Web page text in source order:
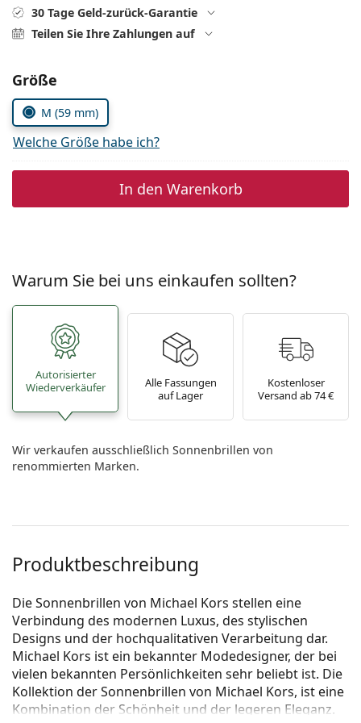
Persol
Prada
Alle Marken
30 Tage Geld-zurück-Garantie
Teilen Sie Ihre Zahlungen auf
Parameter wählen
Größe
M (59 mm)
Welche Größe habe ich?
In den Warenkorb
Warum Sie bei uns einkaufen sollten?
Autorisierter
Wiederverkäufer
Alle Fassungen
auf Lager
Kostenloser
Versand ab 74 €
Wir verkaufen ausschließlich Sonnenbrillen von
renommierten Marken.
Produktbeschreibung
Die Sonnenbrillen von Michael Kors stellen eine
Verbindung des modernen Luxus, des stylischen
Designs und der hochqualitativen Verarbeitung dar.
Michael Kors ist ein bekannter Modedesigner, der bei
vielen bekannten Persönlichkeiten sehr beliebt ist. Die
Kollektion der Sonnenbrillen von Michael Kors, ist eine
Kombination der Schönheit und der legeren Eleganz.